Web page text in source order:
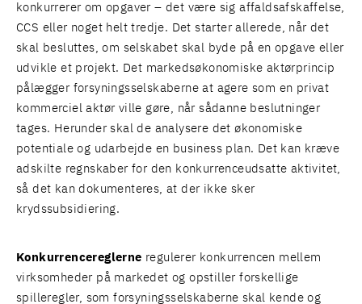
konkurrerer om opgaver – det være sig affaldsafskaffelse,
CCS eller noget helt tredje. Det starter allerede, når det
skal besluttes, om selskabet skal byde på en opgave eller
udvikle et projekt. Det markedsøkonomiske aktørprincip
pålægger forsyningsselskaberne at agere som en privat
kommerciel aktør ville gøre, når sådanne beslutninger
tages. Herunder skal de analysere det økonomiske
potentiale og udarbejde en business plan. Det kan kræve
adskilte regnskaber for den konkurrenceudsatte aktivitet,
så det kan dokumenteres, at der ikke sker
krydssubsidiering.
Konkurrencereglerne regulerer konkurrencen mellem
virksomheder på markedet og opstiller forskellige
spilleregler, som forsyningsselskaberne skal kende og